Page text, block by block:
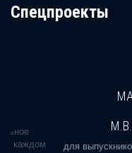
Cпецпроекты
в каждом
для